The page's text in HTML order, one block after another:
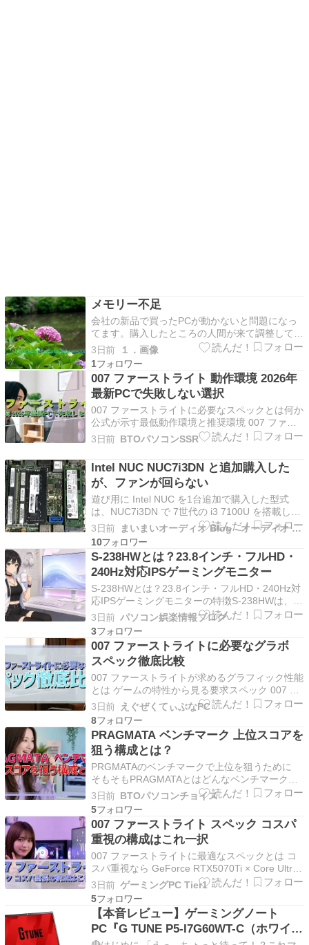
メモリー不足
会社の新品で買ったPCが動かないと問題になっ
てます。購入したところの人間が来て調整してい
ったようですが、それでもメモリ不足の状態だそ
うです。8GBしか積んでないので、まぁ～俺から
言わせればそうかなと思います。何とかしたいよ
うで、俺に十八番が回ってきました。先読み予測
などの機能が…
3日前
１．画像
1
007 ファーストライト 動作環境 2026年
最新PCで失敗しない選択
007 ファーストライトに必要なスペックとは何か
公式が示す最低動作環境と推奨環境 007 ファー
ストライトを快適にプレイするには、公式が示す
動作環境を正確に理解する必要があります。 こ
のゲームはオープンワールド型のスパイアクショ
ンゲームとして、美麗なグラフィックスと高度な
AI処…
3日前 BTOパソコンSSR
Intel NUC NUC7i3DN と追加購入した
が、ファンが回らない
遊び用に Intel NUC を1台追加で購入した型式
は、NUC7i3DN で 7世代の i3 7100U を搭載して
いる6000円で4GBと128GBのNVME搭載なの
で、まぁ安い部類だろうさっそく届いたので
BIOSをチェックしたCPU FAN が0回転で、どん
どんCPU温度が…
3日前
まいまいオーディオ Blog - オーディオ ＆ PCパーツ
10
S-238HWとは？23.8インチ・フルHD・
240Hz対応IPSゲーミングモニター
S-238HWとは？23.8インチ・フルHD・240Hz対
応IPSゲーミングモニターの特徴S-238HWは、
23.8インチのフルHD（1920×1080）解像度と最
大240Hzリフレッシュレートに対応したIPSパネ
ル採用のゲーミングモニターです。240Hz表示や
1ms応答速度に…
3日前 パソコン娯楽情報ブログ
3
007 ファーストライトに必要なグラボ
スペック徹底比較
007 ファーストライトが求めるグラフィック性能
とは ゲームの特性から見る要求スペック 007 フ
ァーストライトは最新のスパイアクションゲーム
として、フォトリアルなグラフィックスとダイナ
ミックなアクションシーンを両立させた作品で
す。 開発元が公開している推奨スペックを見る
と、フル…
3日前 えぐぜくてぃぶなPC
8
PRAGMATA ベンチマーク 上位スコアを
狙う構成とは？
PRGMATAのベンチマークで上位を狙うために
そもそもPRAGMATAとはどんなベンチマークな
のか PRGMATAは、近年のゲーミングPCやクリ
エイティブワークステーション向けに設計された
総合パフォーマンス計測ツールで、CPU・
GPU・メモリ・ストレージの連携性能を複合的
に評価…
3日前 BTOパソコンチョイス
5
007 ファーストライト スペック コスパ
重視の構成はこれ一択
007 ファーストライトに最適なスペックとは コ
スパ重視なら GeForce RTX5070Ti × Core Ultra
7 265K の組み合わせ 007 ファーストライトを快
適にプレイするなら、GeForce RTX5070Ti と
Core Ultra 7 265K の組…
3日前 ゲーミングPC Tier1
5
【本音レビュー】ゲーミングノート
PC『G TUNE P5-I7G60WT-C（ホワイ